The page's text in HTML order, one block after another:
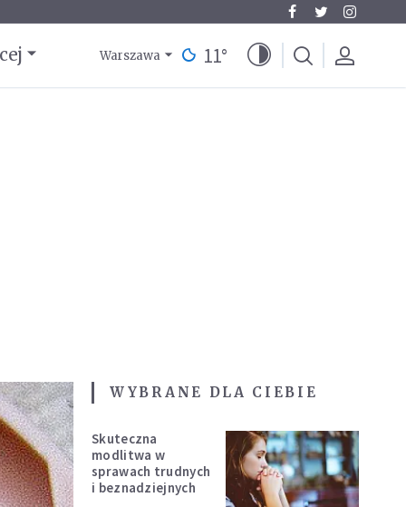
Warszawa 11°
WYBRANE DLA CIEBIE
Skuteczna
modlitwa w
sprawach trudnych
i beznadziejnych